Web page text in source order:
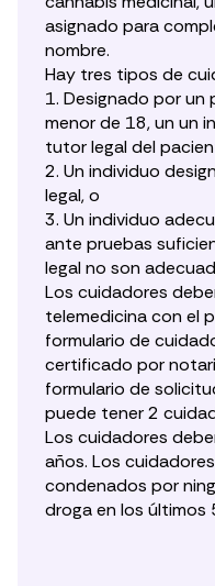
asignado para
nombre.
Hay tres tipos de
1. Designado por un
menor de 18, un un
tutor legal del
2. Un individuo
legal, o
3. Un individuo
ante pruebas
legal no son
Los cuidadores
telemedicina con el
formulario de
certificado por
formulario de
puede tener 2
Los cuidadores
años. Los
condenados por
droga en los últimos